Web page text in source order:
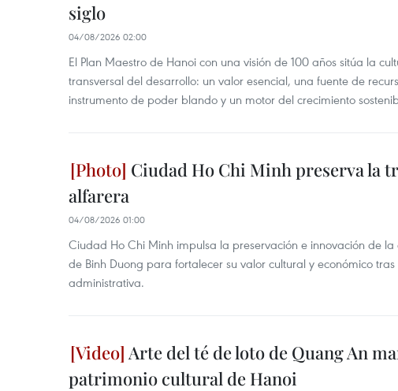
siglo
04/08/2026 02:00
El Plan Maestro de Hanoi con una visión de 100 años sitúa la
transversal del desarrollo: un valor esencial, una fuente de
instrumento de poder blando y un motor del crecimiento
Ciudad Ho Chi Minh preserva la
alfarera
04/08/2026 01:00
Ciudad Ho Chi Minh impulsa la preservación e innovación de
de Binh Duong para fortalecer su valor cultural y económico
administrativa.
Arte del té de loto de Quang An
patrimonio cultural de Hanoi